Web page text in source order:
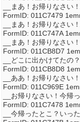
__まあ！お帰りなさい
FormID: 011C7479
__まあ！お帰りなさい
FormID: 011C747A
__まあ！お帰りなさい
FormID: 011CB8D7
__どこに出かけてたの？
FormID: 011CB8D8
__ああ！お帰りなさい！
FormID: 011C969E
__お帰りなさい！今帰
FormID: 011C7478
__今帰ったとこ？いっ